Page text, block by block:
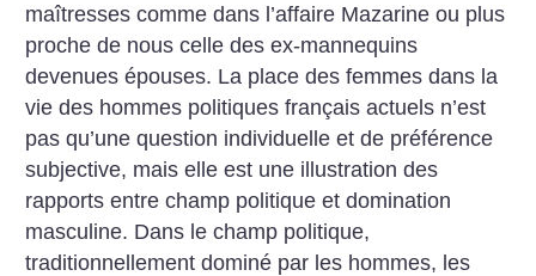
maîtresses comme dans l’affaire Mazarine ou plus
proche de nous celle des ex-mannequins
devenues épouses. La place des femmes dans la
vie des hommes politiques français actuels n’est
pas qu’une question individuelle et de préférence
subjective, mais elle est une illustration des
rapports entre champ politique et domination
masculine. Dans le champ politique,
traditionnellement dominé par les hommes, les